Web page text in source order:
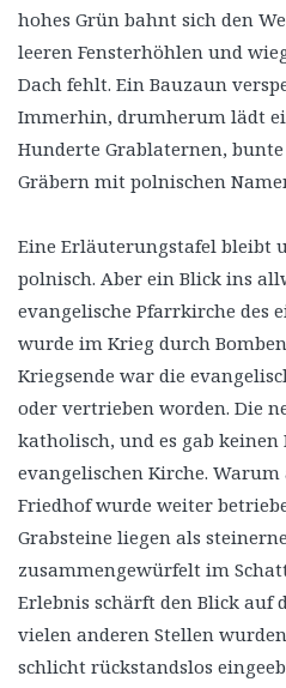
hohes Grün bahnt sich den
leeren Fensterhöhlen und
Dach fehlt. Ein Bauzaun
Immerhin, drumherum lädt
Hunderte Grablaternen,
Gräbern mit polnischen
Eine Erläuterungstafel bleibt
polnisch. Aber ein Blick ins
evangelische Pfarrkirche des
wurde im Krieg durch
Kriegsende war die
oder vertrieben worden. Die
katholisch, und es gab
evangelischen Kirche.
Friedhof wurde weiter
Grabsteine liegen als
zusammengewürfelt im
Erlebnis schärft den Blick auf
vielen anderen Stellen
schlicht rückstandslos